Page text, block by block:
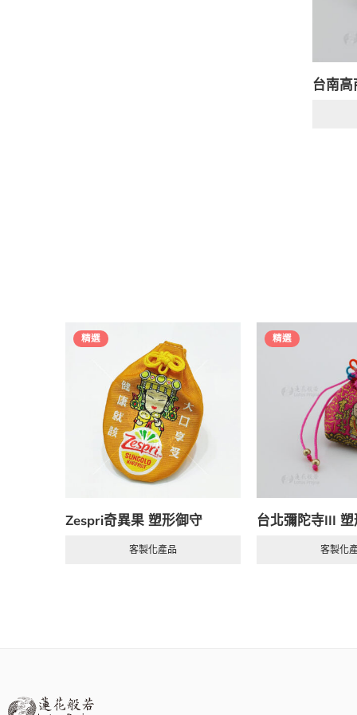
台南
精選
Zespri奇異果 塑形御守
客製化產品
精選
台北彌陀寺III
客製化